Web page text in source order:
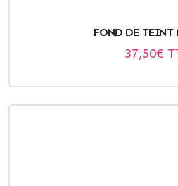
FOND DE TEINT
37,50€